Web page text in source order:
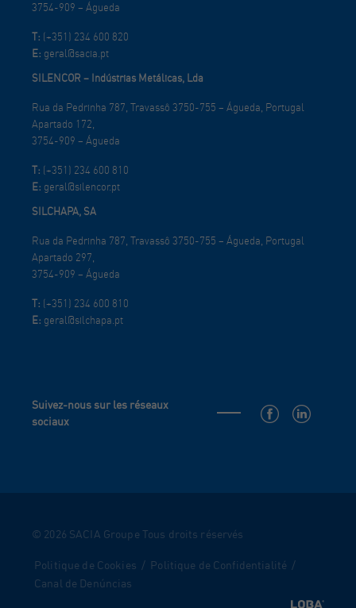
3754-909 – Águeda
T: (+351) 234 600 820
E: geral@sacia.pt
SILENCOR – Indústrias Metálicas, Lda
Rua da Pedrinha 787, Travassô 3750-755 – Águeda, Portugal
Apartado 172,
3754-909 – Águeda
T: (+351) 234 600 810
E: geral@silencor.pt
SILCHAPA, SA
Rua da Pedrinha 787, Travassô 3750-755 – Águeda, Portugal
Apartado 297,
3754-909 – Águeda
T: (+351) 234 600 810
E: geral@silchapa.pt
Suivez-nous sur les réseaux
sociaux
© 2026 SACIA Groupe Tous droits réservés
Politique de Cookies / Politique de Confidentialité /
Canal de Denúncias